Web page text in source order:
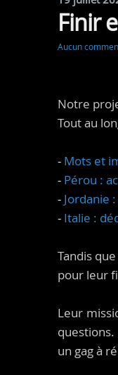
Finir
Aucun
Notre
Tout au
- Mots et
- Pérou :
- Jordanie
- Italie :
Tandis
pour leur
Leur
un gag à